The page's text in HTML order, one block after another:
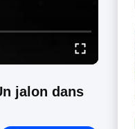
jalon dans